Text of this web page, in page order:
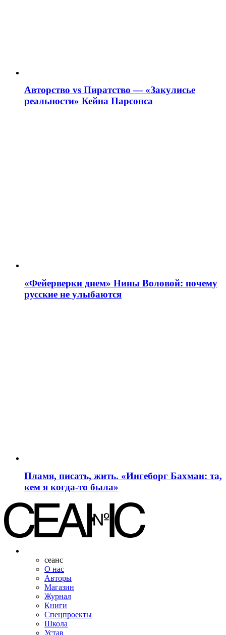
Авторство vs Пиратство — «Закулисье
реальности» Кейна Парсонса
«Фейерверки днем» Нины Воловой: почему
русские не улыбаются
Пламя, писать, жить. «Ингеборг Бахман: та,
кем я когда-то была»
сеанс
О нас
Авторы
Магазин
Журнал
Книги
Спецпроекты
Школа
Устав